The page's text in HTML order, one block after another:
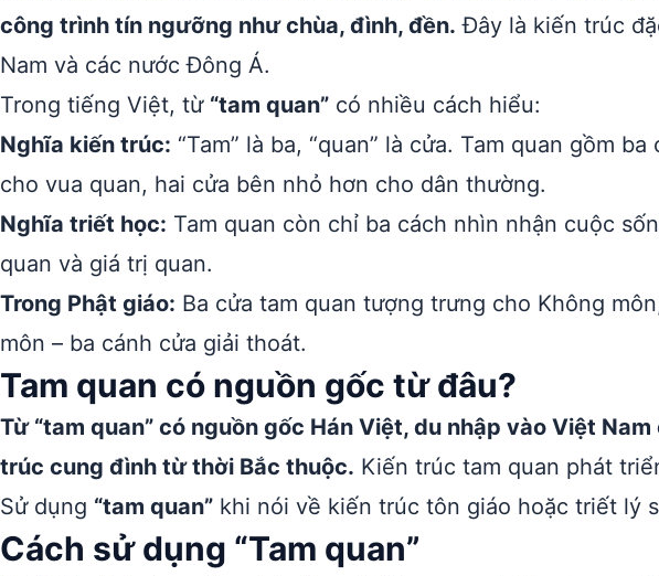
công trình tín ngưỡng như chùa, đình, đền. Đây là kiến trúc
Nam và các nước Đông Á.
Trong tiếng Việt, từ “tam quan” có nhiều cách hiểu:
Nghĩa kiến trúc: “Tam” là ba, “quan” là cửa. Tam quan gồm
cho vua quan, hai cửa bên nhỏ hơn cho dân thường.
Nghĩa triết học: Tam quan còn chỉ ba cách nhìn nhận cuộc
quan và giá trị quan.
Trong Phật giáo: Ba cửa tam quan tượng trưng cho Không
môn – ba cánh cửa giải thoát.
Tam quan có nguồn gốc từ đâu?
Từ “tam quan” có nguồn gốc Hán Việt, du nhập vào Việt
trúc cung đình từ thời Bắc thuộc. Kiến trúc tam quan phát
Sử dụng “tam quan” khi nói về kiến trúc tôn giáo hoặc triết lý
Cách sử dụng “Tam quan”